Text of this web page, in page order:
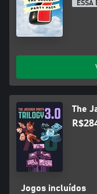
ESSA
The
Jogos incluídos